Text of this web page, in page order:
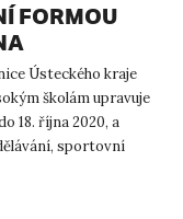
FORMOU
Ústeckého kraje
školám upravuje
18. října 2020, a
sportovní